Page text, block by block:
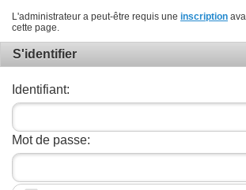
L'administrateur a peut-être requis une inscription
cette page.
S'identifier
Identifiant:
Mot de passe: